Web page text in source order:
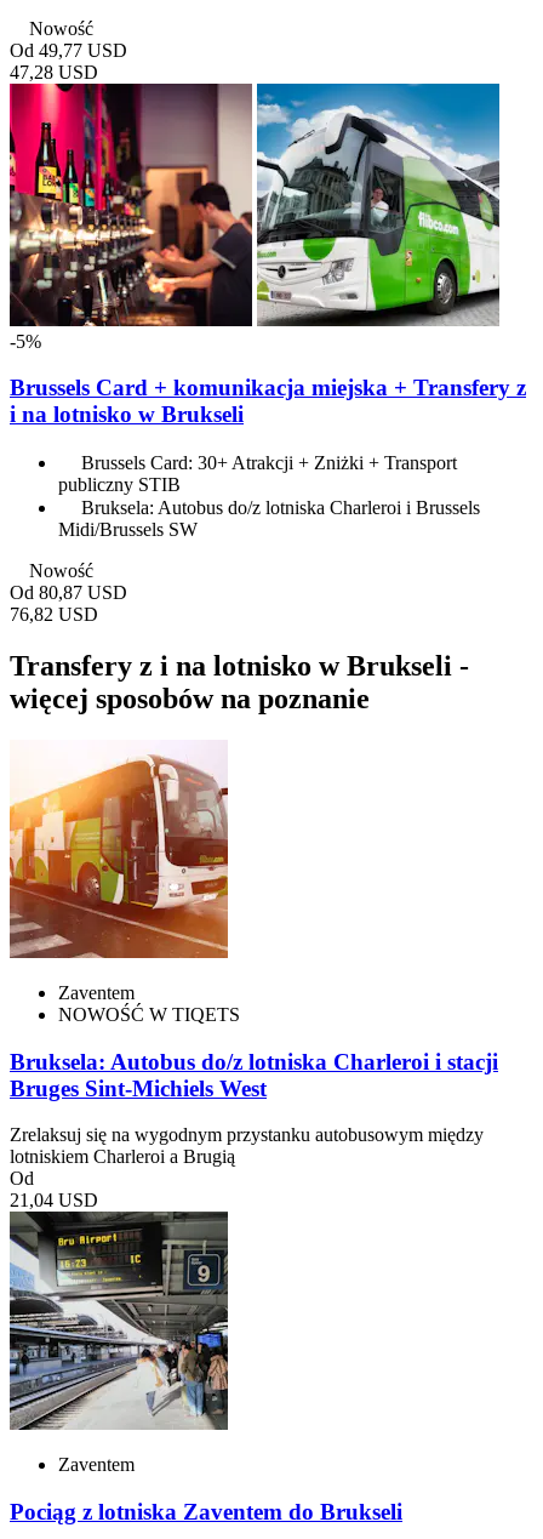
Nowość
Od 49,77 USD
47,28 USD
-5%
Brussels Card + komunikacja miejska + Transfery z
i na lotnisko w Brukseli
Brussels Card: 30+ Atrakcji + Zniżki + Transport
publiczny STIB
Bruksela: Autobus do/z lotniska Charleroi i Brussels
Midi/Brussels SW
Nowość
Od 80,87 USD
76,82 USD
Transfery z i na lotnisko w Brukseli -
więcej sposobów na poznanie
Zaventem
NOWOŚĆ W TIQETS
Bruksela: Autobus do/z lotniska Charleroi i stacji
Bruges Sint-Michiels West
Zrelaksuj się na wygodnym przystanku autobusowym między
lotniskiem Charleroi a Brugią
Od
21,04 USD
Zaventem
Pociąg z lotniska Zaventem do Brukseli